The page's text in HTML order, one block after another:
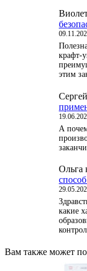
крафт-
этим
Сергей
А
Ольга
какие
Вам также может